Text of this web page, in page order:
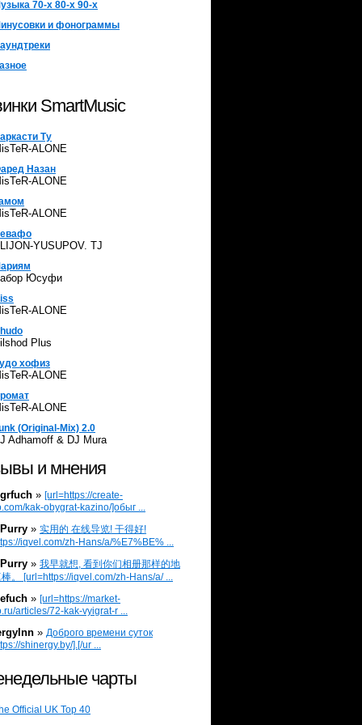
70-х 80-х 90-х
и фонограммы
SmartMusic
Ту
ALONE
Назан
ALONE
ALONE
YUSUPOV. TJ
Юсуфи
ALONE
Plus
хофиз
ALONE
ALONE
(Original-Mix) 2.0
Adhamoff & DJ Mura
и мнения
» [url=https://create-
kak-obygrat-kazino/]обыг ...
» 实用的 在线导览! 干得好!
iqvel.com/zh-Hans/a/%E7%BE% ...
» 我早就想, 看到你们相册那样的地
。 [url=https://iqvel.com/zh-Hans/a/ ...
» [url=https://market-
articles/72-kak-vyigrat-r ...
» Доброго времени суток
shinergy.by/].[/ur ...
чарты
Official UK Top 40